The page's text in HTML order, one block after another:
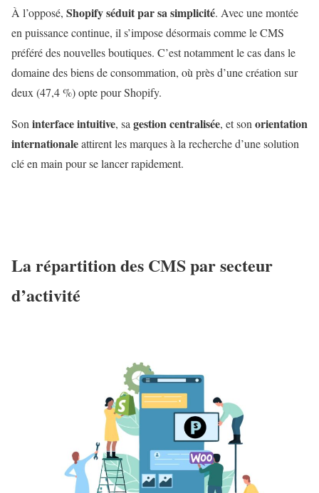
À l’opposé, Shopify séduit par sa simplicité. Avec une montée
en puissance continue, il s’impose désormais comme le CMS
préféré des nouvelles boutiques. C’est notamment le cas dans le
domaine des biens de consommation, où près d’une création sur
deux (47,4 %) opte pour Shopify.
Soninterface intuitive, sagestion centralisée, et sonorientation
internationaleattirent les marques à la recherche d’une solution
clé en main pour se lancer rapidement.
La répartition des CMS par secteur
d’activité